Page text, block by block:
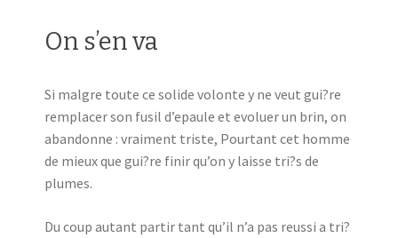
On s’en va
Si malgre toute ce solide volonte y ne veut gui?re
remplacer son fusil d’epaule et evoluer un brin, on
abandonne : vraiment triste, Pourtant cet homme
de mieux que gui?re finir qu’on y laisse tri?s de
plumes.
Du coup autant partir tant qu’il n’a pas reussi a tri?